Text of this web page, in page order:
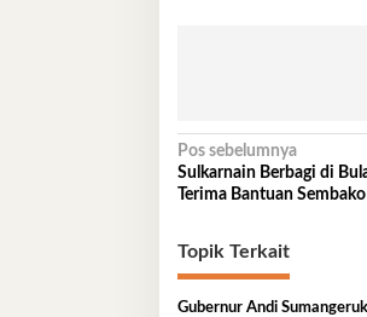
Navigasi
pos
Pos sebelumnya
Sulkarnain Berbagi di
Terima Bantuan Sembako
Topik Terkait
Gubernur Andi